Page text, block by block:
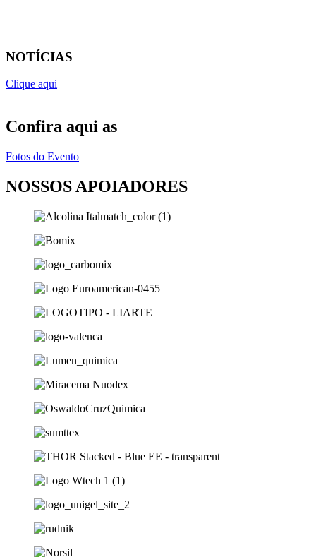
NOTÍCIAS
Clique aqui
Confira aqui as
Fotos do Evento
NOSSOS APOIADORES